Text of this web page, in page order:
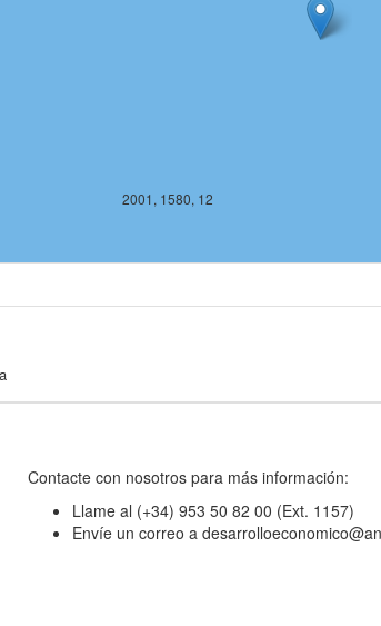
2001, 1580, 12
Contacte con nosotros para más información:
Llame al (+34) 953 50 82 00 (Ext. 1157)
Envíe un correo a